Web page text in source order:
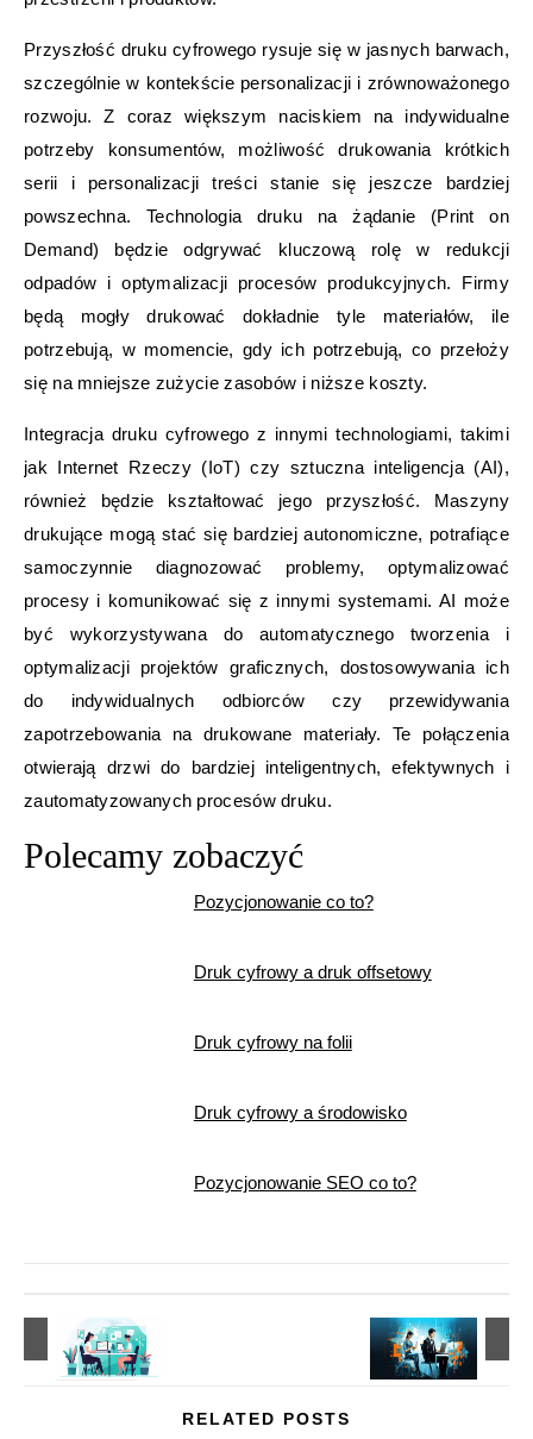
Przyszłość druku cyfrowego rysuje się w jasnych barwach,
szczególnie w kontekście personalizacji i zrównoważonego
rozwoju. Z coraz większym naciskiem na indywidualne
potrzeby konsumentów, możliwość drukowania krótkich
serii i personalizacji treści stanie się jeszcze bardziej
powszechna. Technologia druku na żądanie (Print on
Demand) będzie odgrywać kluczową rolę w redukcji
odpadów i optymalizacji procesów produkcyjnych. Firmy
będą mogły drukować dokładnie tyle materiałów, ile
potrzebują, w momencie, gdy ich potrzebują, co przełoży
się na mniejsze zużycie zasobów i niższe koszty.
Integracja druku cyfrowego z innymi technologiami, takimi
jak Internet Rzeczy (IoT) czy sztuczna inteligencja (AI),
również będzie kształtować jego przyszłość. Maszyny
drukujące mogą stać się bardziej autonomiczne, potrafiące
samoczynnie diagnozować problemy, optymalizować
procesy i komunikować się z innymi systemami. AI może
być wykorzystywana do automatycznego tworzenia i
optymalizacji projektów graficznych, dostosowywania ich
do indywidualnych odbiorców czy przewidywania
zapotrzebowania na drukowane materiały. Te połączenia
otwierają drzwi do bardziej inteligentnych, efektywnych i
zautomatyzowanych procesów druku.
Polecamy zobaczyć
Pozycjonowanie co to?
Druk cyfrowy a druk offsetowy
Druk cyfrowy na folii
Druk cyfrowy a środowisko
Pozycjonowanie SEO co to?
RELATED POSTS